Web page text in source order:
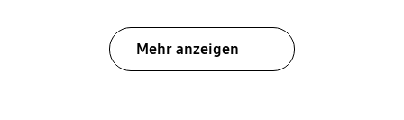
Mehr anzeigen